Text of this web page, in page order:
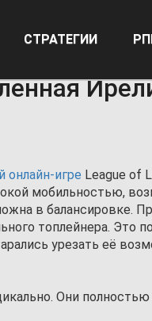
СТРАТЕГИИ
онлайн-игре League of
мобильностью,
в балансировке.
топлейнера. Это
урезать её
Они